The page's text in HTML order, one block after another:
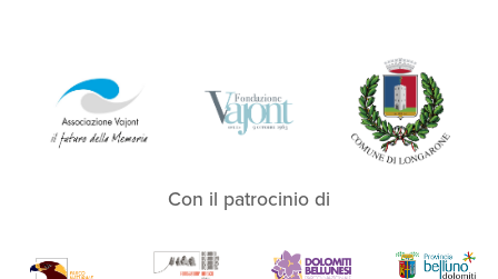
Con il patrocinio di